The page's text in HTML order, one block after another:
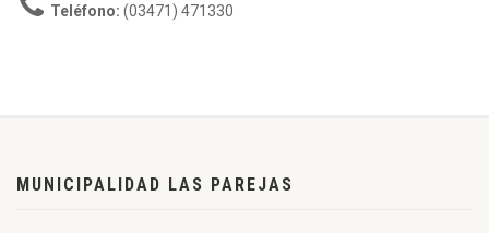
Teléfono: (03471) 471330
MUNICIPALIDAD LAS PAREJAS